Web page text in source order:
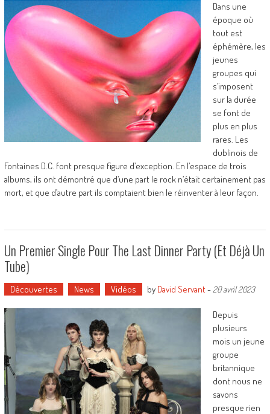
Dans une
époque où
tout est
éphémère, les
jeunes
groupes qui
s’imposent
sur la durée
se font de
plus en plus
rares. Les
dublinois de
Fontaines D.C. font presque figure d’exception. En l’espace de trois
albums, ils ont démontré que d’une part le rock n’était certainement pas
mort, et que d’autre part ils comptaient bien le réinventer à leur façon.
Un Premier Single Pour The Last Dinner Party (et Déjà Un
Tube)
Découvertes News Vidéos by David Servant- 20 avril 2023
Depuis
plusieurs
mois un jeune
groupe
britannique
dont nous ne
savons
presque rien